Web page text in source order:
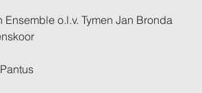
Ensemble o.l.v. Tymen Jan Bronda